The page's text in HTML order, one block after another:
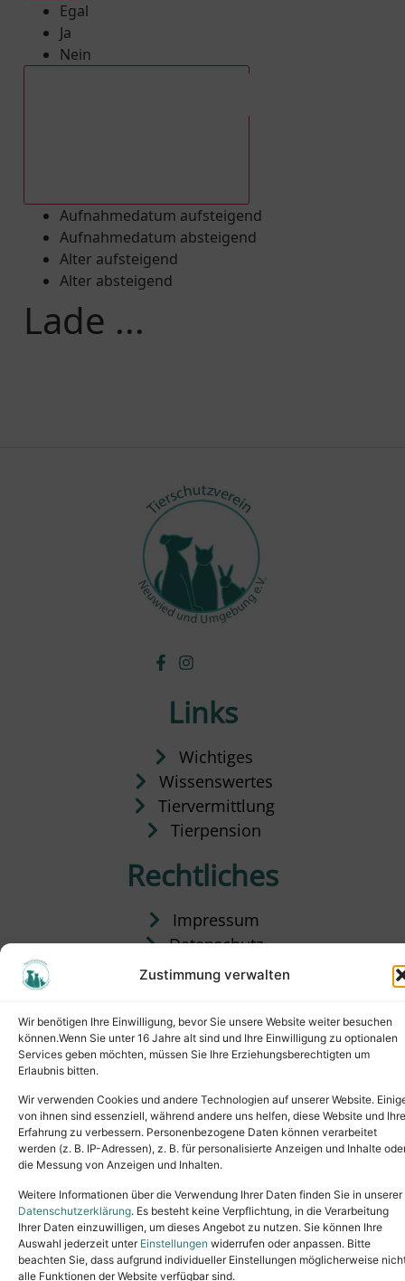
Zustimmung verwalten
Wir benötigen Ihre Einwilligung, bevor Sie unsere Website weiter besuchen
können.Wenn Sie unter 16 Jahre alt sind und Ihre Einwilligung zu optionalen
Services geben möchten, müssen Sie Ihre Erziehungsberechtigten um
Erlaubnis bitten.
Wir verwenden Cookies und andere Technologien auf unserer Website.
von ihnen sind essenziell, während andere uns helfen, diese Website und Ihre
Erfahrung zu verbessern. Personenbezogene Daten können verarbeitet
werden (z. B. IP-Adressen), z. B. für personalisierte Anzeigen und Inhalte
die Messung von Anzeigen und Inhalten.
Weitere Informationen über die Verwendung Ihrer Daten finden Sie in unserer
Datenschutzerklärung. Es besteht keine Verpflichtung, in die Verarbeitung
Ihrer Daten einzuwilligen, um dieses Angebot zu nutzen. Sie können Ihre
Auswahl jederzeit unter Einstellungen widerrufen oder anpassen. Bitte
beachten Sie, dass aufgrund individueller Einstellungen möglicherweise
alle Funktionen der Website verfügbar sind.
Egal
Ja
Nein
Aufnahmedatum aufsteigend
Aufnahmedatum absteigend
Alter aufsteigend
Alter absteigend
Lade ...
Links
Wichtiges
Wissenswertes
Tiervermittlung
Tierpension
Rechtliches
Impressum
Datenschutz
Satzung
Copyright © 2024. All rights reserved.
Tel.: (02631) 55356buero@tierheim-neuwied.de
Ludwigshof 1, 56567 Neuwied